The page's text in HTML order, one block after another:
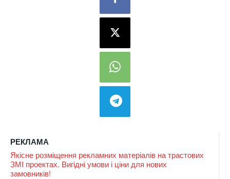
РЕКЛАМА
Якісне розміщення рекламних матеріалів на трастових
ЗМІ проектах. Вигідні умови і ціни для нових
замовників!